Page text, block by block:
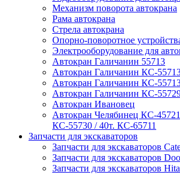
Механизм поворота автокрана
Рама автокрана
Стрела автокрана
Опорно-поворотное
Электрооборудование для
Автокран Галичанин 55713
Автокран Галичанин КС-
Автокран Галичанин КС-
Автокран Галичанин КС-
Автокран Ивановец
Автокран Челябинец КС-
КС-55730 / 40т. КС-65711
Запчасти для экскаваторов
Запчасти для экскаваторов
Запчасти для экскаваторов
Запчасти для экскаваторов